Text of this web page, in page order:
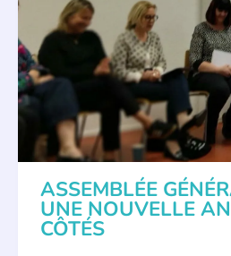
APPEL À SOUTIEN , VIE DE
ASSEMBLÉE
UNE NOUVELLE
CÔTÉS